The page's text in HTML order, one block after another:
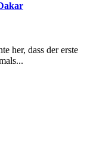
her, dass der erste